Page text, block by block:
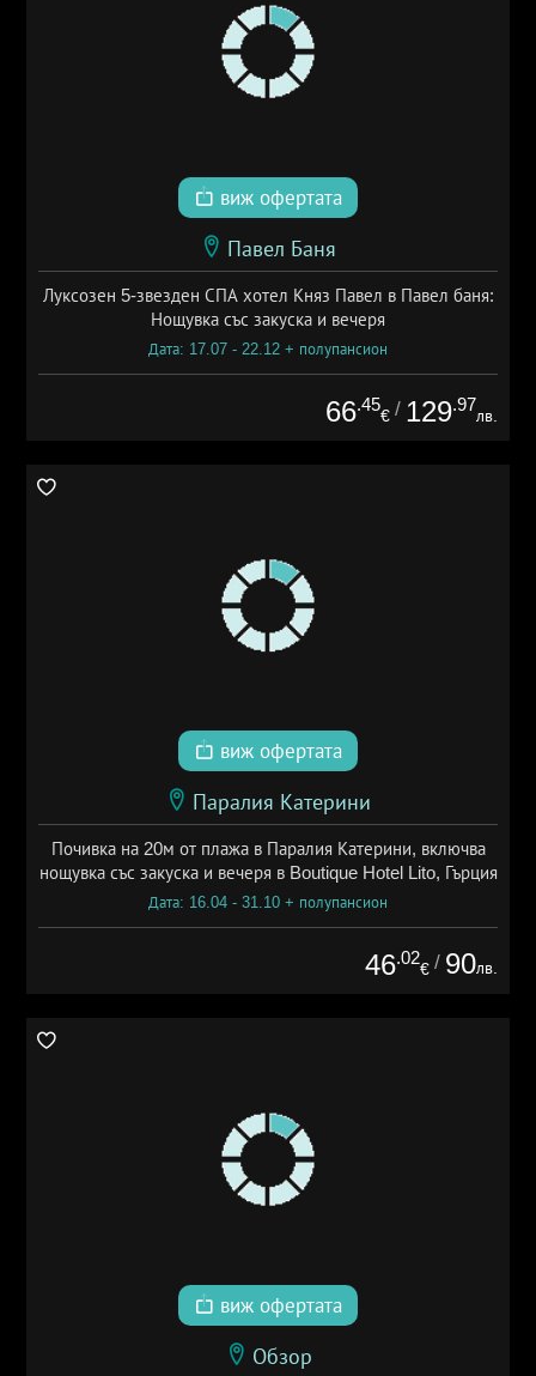
виж офертата
Павел Баня
Луксозен 5-звезден СПА хотел Княз Павел в Павел баня:
Нощувка със закуска и вечеря
Дата: 17.07 - 22.12 + полупансион
66.45
€ / 129.97
лв.
виж офертата
Паралия Катерини
Почивка на 20м от плажа в Паралия Катерини, включва
нощувка със закуска и вечеря в Boutique Hotel Lito, Гърция
Дата: 16.04 - 31.10 + полупансион
46.02
€ / 90лв.
виж офертата
Обзор